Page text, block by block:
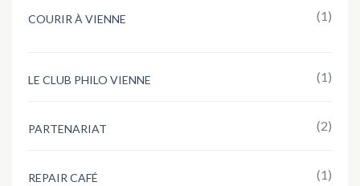
COURIR À VIENNE (1)
LE CLUB PHILO VIENNE (1)
PARTENARIAT (2)
REPAIR CAFÉ (1)